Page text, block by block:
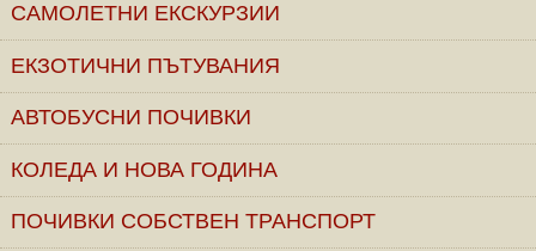
САМОЛЕТНИ ЕКСКУРЗИИ
ЕКЗОТИЧНИ ПЪТУВАНИЯ
АВТОБУСНИ ПОЧИВКИ
КОЛЕДА И НОВА ГОДИНА
ПОЧИВКИ СОБСТВЕН ТРАНСПОРТ